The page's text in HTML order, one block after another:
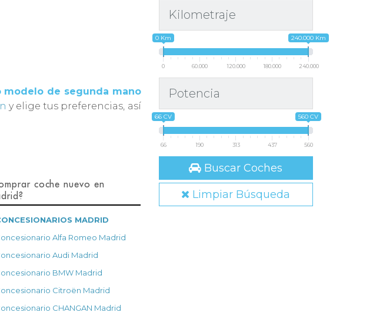
de segunda mano
y elige tus preferencias, así
coche nuevo en
MADRID
Alfa Romeo Madrid
Audi Madrid
BMW Madrid
Citroën Madrid
CHANGAN Madrid
Kilometraje
0 Km 240.000 Km
0 60.000 120.000 180.000 240.000
Potencia
66 CV 560 CV
66 190 313 437 560
Buscar Coches
Limpiar Búsqueda